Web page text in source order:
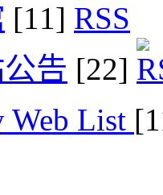
[11]
告 [22]
Web List